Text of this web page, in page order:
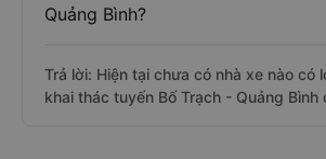
Quảng Bình?
Trả lời: Hiện tại chưa có nhà xe nào có
khai thác tuyến Bố Trạch - Quảng Bình